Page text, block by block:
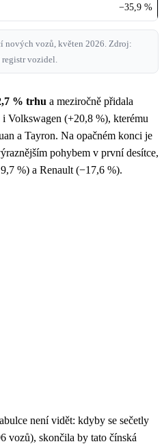
−35,9 %
nových vozů, květen 2026. Zdroj:
vozidel.
% trhu a meziročně přidala
Volkswagen (+20,8 %), kterému
a Tayron. Na opačném konci je
pohybem v první desítce,
%) a Renault (−17,6 %).
není vidět: kdyby se sečetly
vozů), skončila by tato čínská